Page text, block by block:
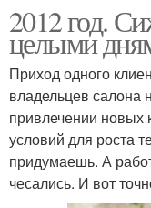
2012 год.
целыми
Приход одного
владельцев салона
привлечении новых
условий для роста
придумаешь. А
чесались. И вот